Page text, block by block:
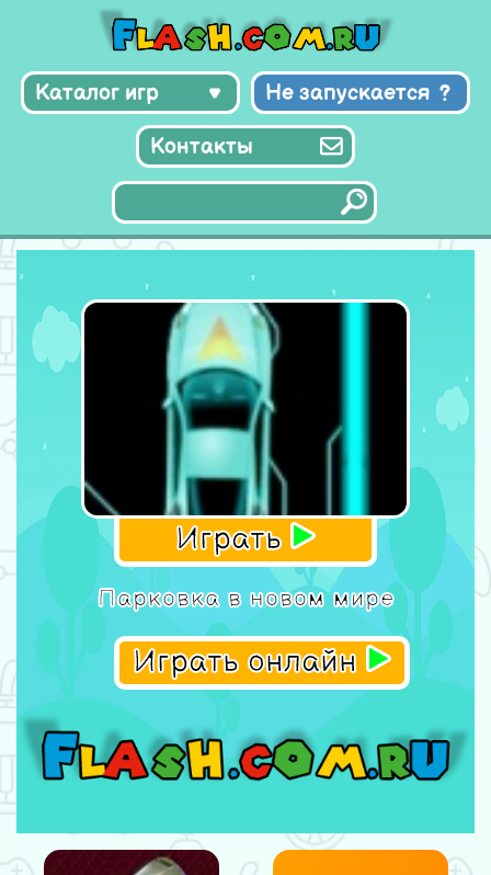
Каталог игр Не запускается
Контакты
Играть
Парковка в новом мире
Играть онлайн